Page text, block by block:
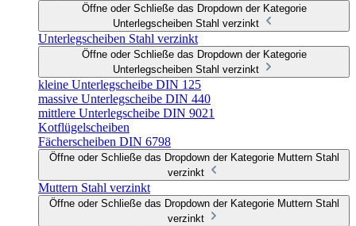
Öffne oder Schließe das Dropdown der Kategorie
Unterlegscheiben Stahl verzinkt
Unterlegscheiben Stahl verzinkt
Öffne oder Schließe das Dropdown der Kategorie
Unterlegscheiben Stahl verzinkt
kleine Unterlegscheibe DIN 125
massive Unterlegscheibe DIN 440
mittlere Unterlegscheibe DIN 9021
Kotflügelscheiben
Fächerscheiben DIN 6798
Öffne oder Schließe das Dropdown der Kategorie Muttern Stahl
verzinkt
Muttern Stahl verzinkt
Öffne oder Schließe das Dropdown der Kategorie Muttern Stahl
verzinkt